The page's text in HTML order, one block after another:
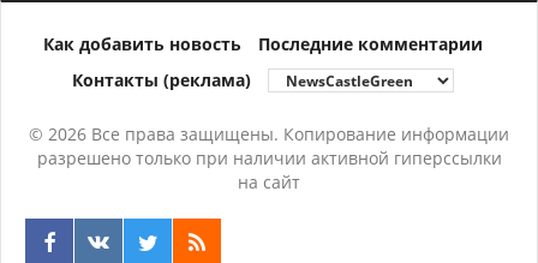
Как добавить новость
Последние комментарии
Контакты (реклама)
© 2026 Все права защищены. Копирование информации
разрешено только при наличии активной гиперссылки
на сайт